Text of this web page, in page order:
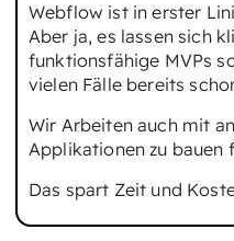
Webflow ist in erster
Aber ja, es lassen sich
funktionsfähige MVPs
vielen Fälle bereits
Wir Arbeiten auch mit
Applikationen zu bauen
Das spart Zeit und